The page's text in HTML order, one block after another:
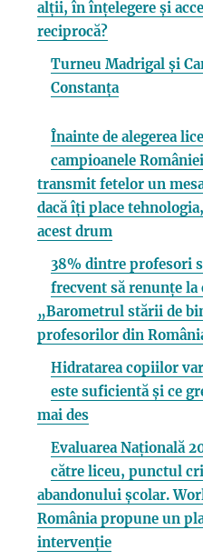
alții, în înțelegere și
reciprocă?
Turneu Madrigal și
Constanța
Înainte de alegerea
campioanele
transmit fetelor un
dacă îți place
acest drum
38% dintre profesori
frecvent să renunțe la
„Barometrul stării de
profesorilor din
Hidratarea copiilor
este suficientă și ce
mai des
Evaluarea Națională
către liceu, punctul
abandonului școlar.
România propune un
intervenție